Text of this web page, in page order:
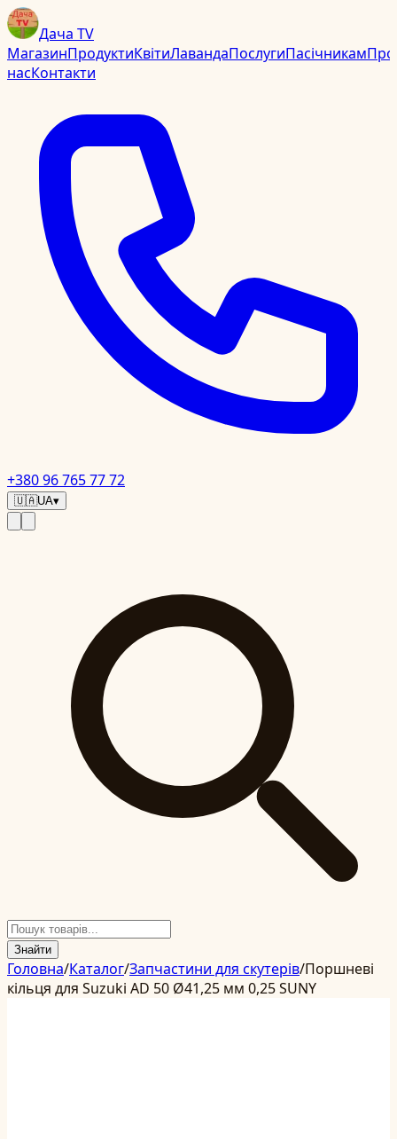
Дача TV
МагазинПродуктиКвітиЛавандаПослугиПасічникамПро
насКонтакти
+380 96 765 77 72
🇺🇦UA▾
Знайти
Головна/Каталог/Запчастини для скутерів/Поршневі
кільця для Suzuki AD 50 Ø41,25 мм 0,25 SUNY